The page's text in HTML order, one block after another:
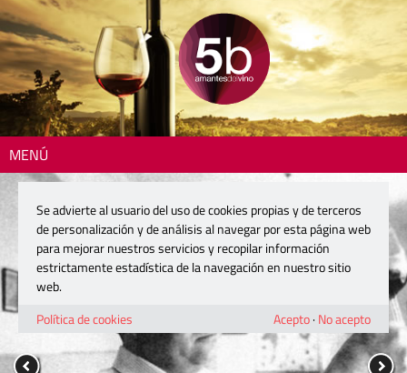
MENÚ
Se advierte al usuario del uso de cookies propias y de terceros
de personalización y de análisis al navegar por esta página web
para mejorar nuestros servicios y recopilar información
estrictamente estadística de la navegación en nuestro sitio
web.
Política de cookies
Acepto· No acepto